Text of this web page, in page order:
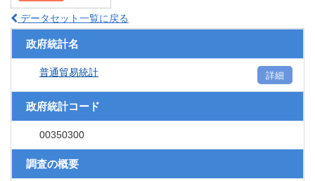
データセット一覧に戻る
政府統計名
普通貿易統計 詳細
政府統計コード
00350300
調査の概要